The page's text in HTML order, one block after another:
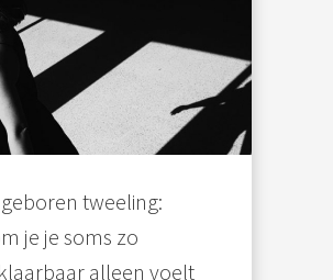
tweeling:
je je soms zo
alleen voelt